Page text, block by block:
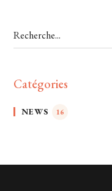
Catégories
NEWS 16